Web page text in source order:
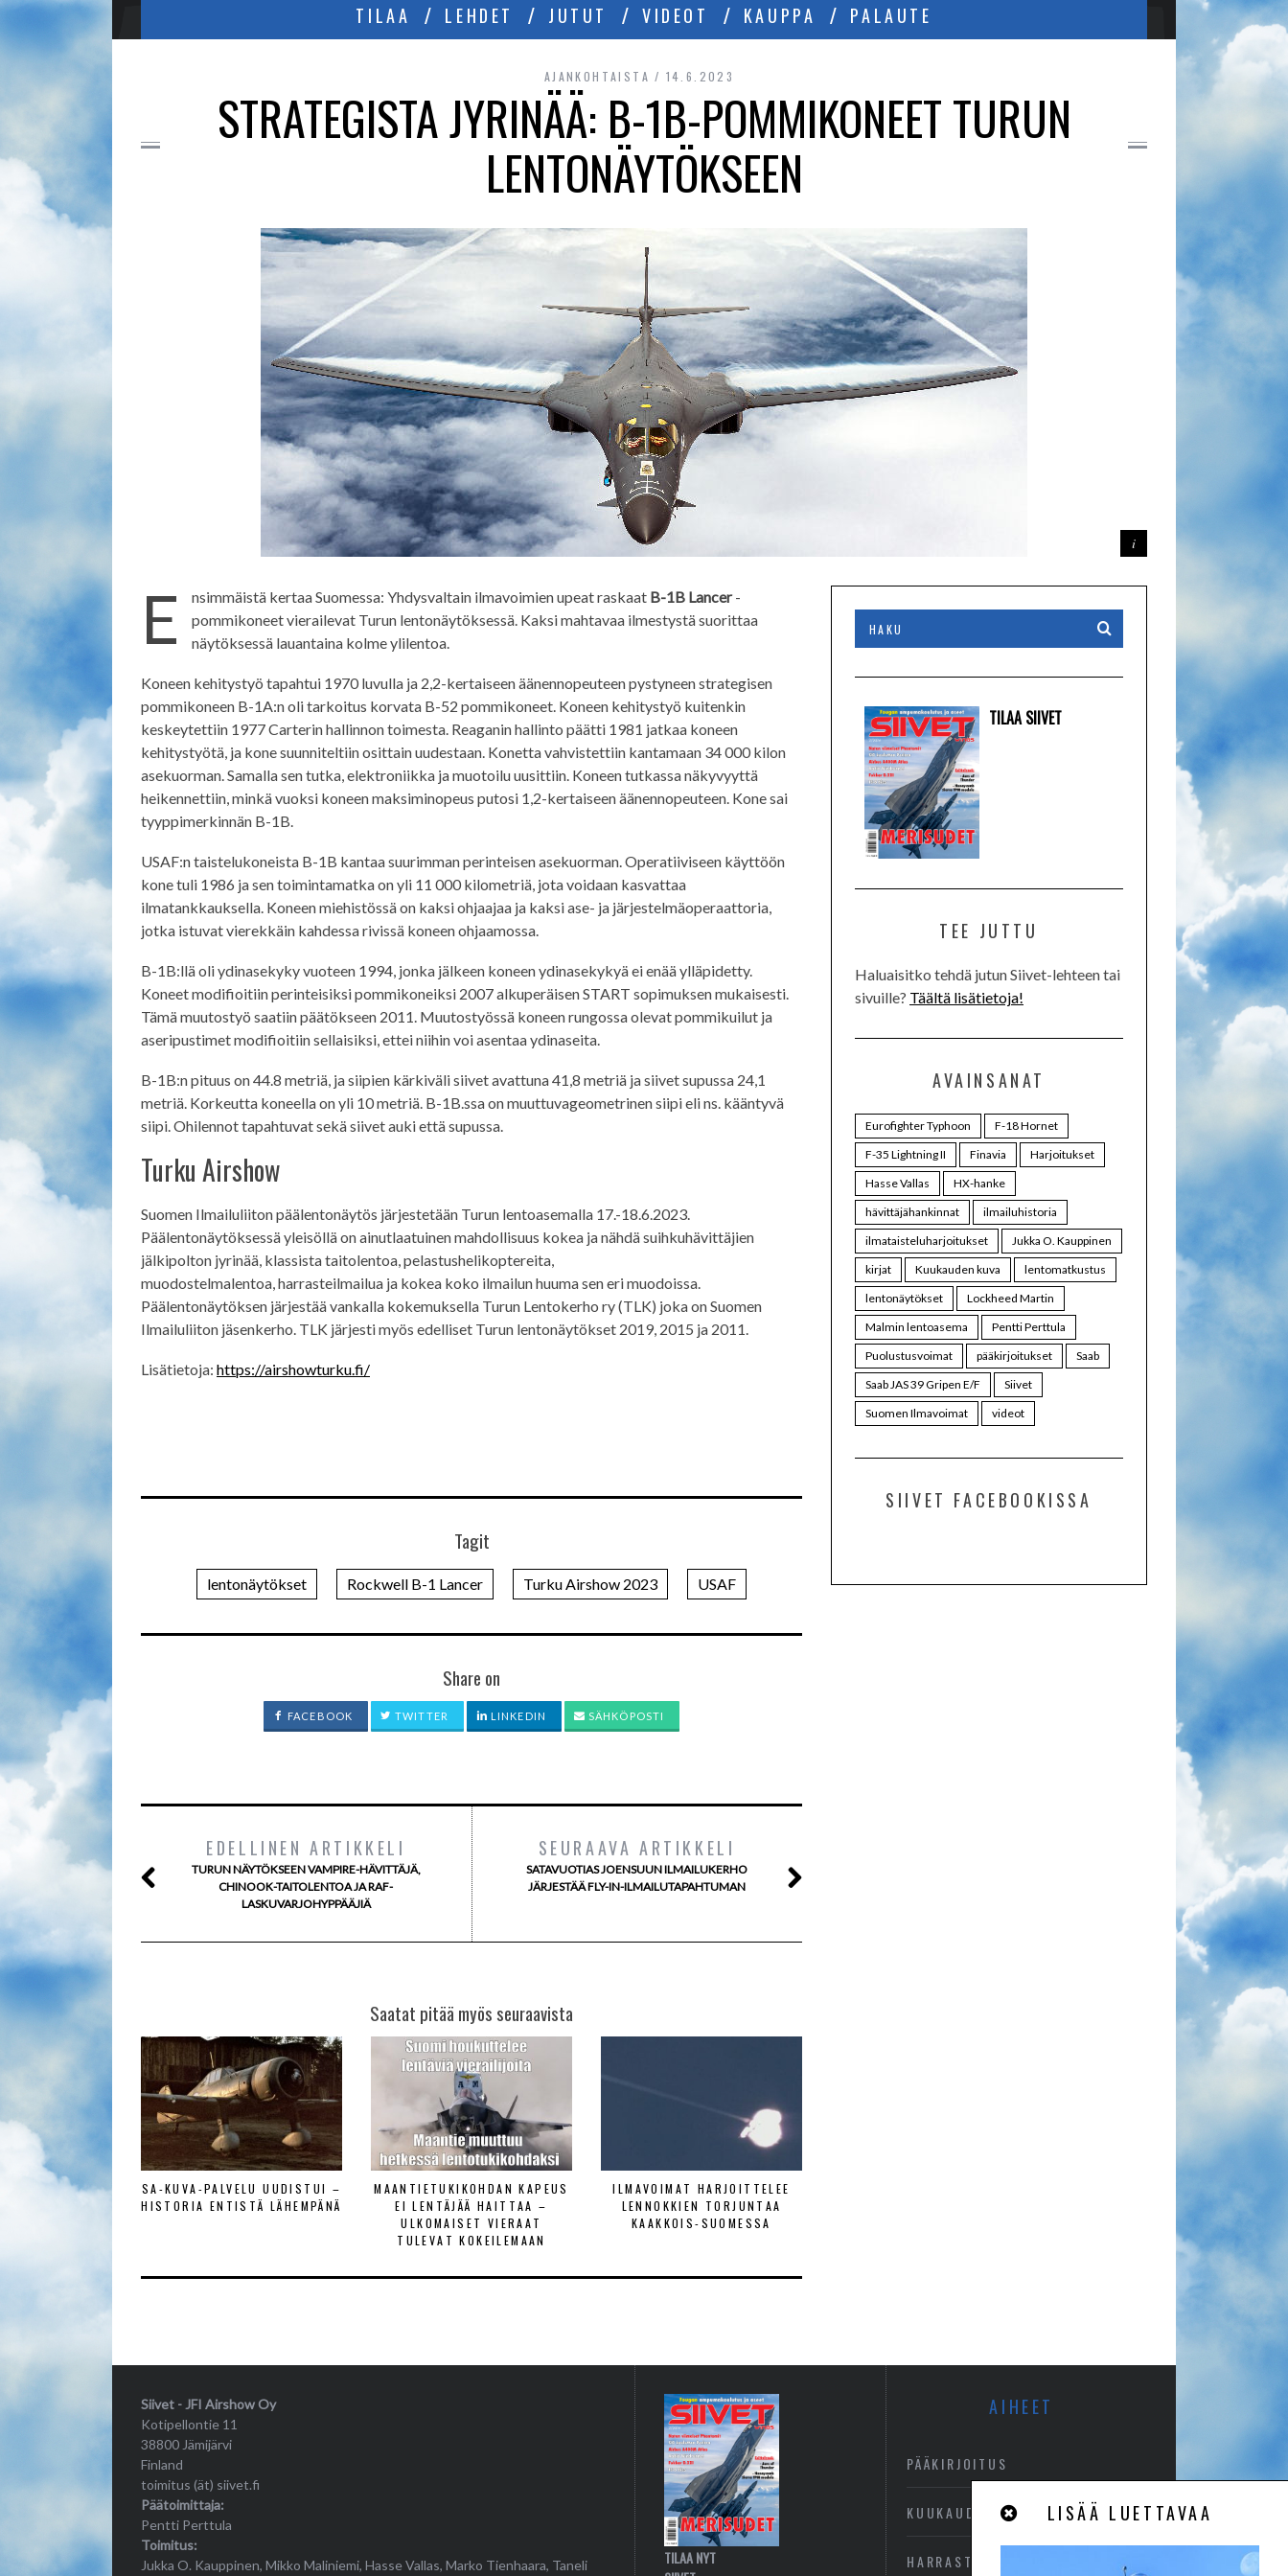
TILAA LEHDET JUTUT VIDEOT KAUPPA PALAUTE
AJANKOHTAISTA 14.6.2023
STRATEGISTA JYRINÄÄ: B-1B-POMMIKONEET TURUN
LENTONÄYTÖKSEEN
E nsimmäistä kertaa Suomessa: Yhdysvaltain ilmavoimien upeat raskaat B-1B Lancer-
pommikoneet vierailevat Turun lentonäytöksessä. Kaksi mahtavaa ilmestystä suorittaa
näytöksessä lauantaina kolme ylilentoa.
Koneen kehitystyö tapahtui 1970 luvulla ja 2,2-kertaiseen äänennopeuteen pystyneen strategisen
pommikoneen B-1A:n oli tarkoitus korvata B-52 pommikoneet. Koneen kehitystyö kuitenkin
keskeytettiin 1977 Carterin hallinnon toimesta. Reaganin hallinto päätti 1981 jatkaa koneen
kehitystyötä, ja kone suunniteltiin osittain uudestaan. Konetta vahvistettiin kantamaan 34 000 kilon
asekuorman. Samalla sen tutka, elektroniikka ja muotoilu uusittiin. Koneen tutkassa näkyvyyttä
heikennettiin, minkä vuoksi koneen maksiminopeus putosi 1,2-kertaiseen äänennopeuteen. Kone sai
tyyppimerkinnän B-1B.
USAF:n taistelukoneista B-1B kantaa suurimman perinteisen asekuorman. Operatiiviseen käyttöön
kone tuli 1986 ja sen toimintamatka on yli 11 000 kilometriä, jota voidaan kasvattaa
ilmatankkauksella. Koneen miehistössä on kaksi ohjaajaa ja kaksi ase- ja järjestelmäoperaattoria,
jotka istuvat vierekkäin kahdessa rivissä koneen ohjaamossa.
B-1B:llä oli ydinasekyky vuoteen 1994, jonka jälkeen koneen ydinasekykyä ei enää ylläpidetty.
Koneet modifioitiin perinteisiksi pommikoneiksi 2007 alkuperäisen START sopimuksen mukaisesti.
Tämä muutostyö saatiin päätökseen 2011. Muutostyössä koneen rungossa olevat pommikuilut ja
aseripustimet modifioitiin sellaisiksi, ettei niihin voi asentaa ydinaseita.
B-1B:n pituus on 44.8 metriä, ja siipien kärkiväli siivet avattuna 41,8 metriä ja siivet supussa 24,1
metriä. Korkeutta koneella on yli 10 metriä. B-1B.ssa on muuttuvageometrinen siipi eli ns. kääntyvä
siipi. Ohilennot tapahtuvat sekä siivet auki että supussa.
Turku Airshow
Suomen Ilmailuliiton päälentonäytös järjestetään Turun lentoasemalla 17.-18.6.2023.
Päälentonäytöksessä yleisöllä on ainutlaatuinen mahdollisuus kokea ja nähdä suihkuhävittäjien
jälkipolton jyrinää, klassista taitolentoa, pelastushelikoptereita,
muodostelmalentoa, harrasteilmailua ja kokea koko ilmailun huuma sen eri muodoissa.
Päälentonäytöksen järjestää vankalla kokemuksella Turun Lentokerho ry (TLK) joka on Suomen
Ilmailuliiton jäsenkerho. TLK järjesti myös edelliset Turun lentonäytökset 2019, 2015 ja 2011.
Lisätietoja: https://airshowturku.fi/
Tagit
lentonäytökset Rockwell B-1 Lancer Turku Airshow 2023 USAF
Share on
FACEBOOK TWITTER LINKEDIN SÄHKÖPOSTI
EDELLINEN ARTIKKELI
TURUN NÄYTÖKSEEN VAMPIRE-HÄVITTÄJÄ,
CHINOOK-TAITOLENTOA JA RAF-
LASKUVARJOHYPPÄÄJIÄ
SEURAAVA ARTIKKELI
SATAVUOTIAS JOENSUUN ILMAILUKERHO
JÄRJESTÄÄ FLY-IN-ILMAILUTAPAHTUMAN
Saatat pitää myös seuraavista
SA-KUVA-PALVELU UUDISTUI –
HISTORIA ENTISTÄ LÄHEMPÄNÄ
MAANTIETUKIKOHDAN KAPEUS
EI LENTÄJÄÄ HAITTAA –
ULKOMAISET VIERAAT
TULEVAT KOKEILEMAAN
ILMAVOIMAT HARJOITTELEE
LENNOKKIEN TORJUNTAA
KAAKKOIS-SUOMESSA
TILAA SIIVET
TEE JUTTU
Haluaisitko tehdä jutun Siivet-lehteen tai
sivuille? Täältä lisätietoja!
AVAINSANAT
Eurofighter Typhoon
F-18 Hornet
F-35 Lightning II
Finavia
Harjoitukset
Hasse Vallas
HX-hanke
hävittäjähankinnat
ilmailuhistoria
ilmataisteluharjoitukset
Jukka O. Kauppinen
kirjat
Kuukauden kuva
lentomatkustus
lentonäytökset
Lockheed Martin
Malmin lentoasema
Pentti Perttula
Puolustusvoimat
pääkirjoitukset
Saab
Saab JAS 39 Gripen E/F
Siivet
Suomen Ilmavoimat
videot
SIIVET FACEBOOKISSA
LISÄÄ LUETTAVAA
Siivet - JFI Airshow Oy
Kotipellontie 11
38800 Jämijärvi
Finland
toimitus (ät) siivet.fi
Päätoimittaja:
Pentti Perttula
Toimitus:
Jukka O. Kauppinen, Mikko Maliniemi, Hasse Vallas, Marko Tienhaara, Taneli
TILAA NYT
AIHEET
PÄÄKIRJOITUS
KUUKAUDEN KUVA
HARRASTEILMAILU